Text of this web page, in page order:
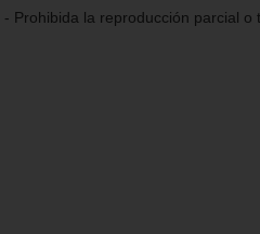
- Prohibida la reproducción parcial o